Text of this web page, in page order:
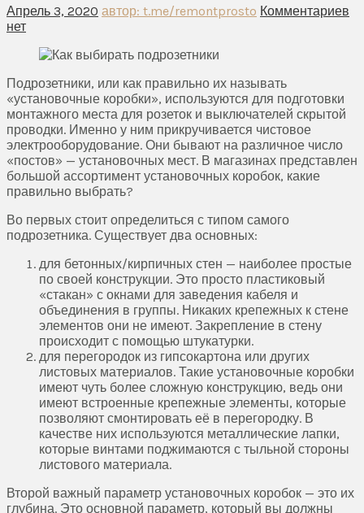
Апрель 3, 2020 автор: t.me/remontprosto Комментариев
нет
Подрозетники, или как правильно их называть
«установочные коробки», используются для подготовки
монтажного места для розеток и выключателей скрытой
проводки. Именно у ним прикручивается чистовое
электрооборудование. Они бывают на различное число
«постов» — установочных мест. В магазинах представлен
большой ассортимент установочных коробок, какие
правильно выбрать?
Во первых стоит определиться с типом самого
подрозетника. Существует два основных:
для бетонных/кирпичных стен — наиболее простые
по своей конструкции. Это просто пластиковый
«стакан» с окнами для заведения кабеля и
объединения в группы. Никаких крепежных к стене
элементов они не имеют. Закрепление в стену
происходит с помощью штукатурки.
для перегородок из гипсокартона или других
листовых материалов. Такие установочные коробки
имеют чуть более сложную конструкцию, ведь они
имеют встроенные крепежные элементы, которые
позволяют смонтировать её в перегородку. В
качестве них используются металлические лапки,
которые винтами поджимаются с тыльной стороны
листового материала.
Второй важный параметр установочных коробок — это их
глубина. Это основной параметр, который вы должны